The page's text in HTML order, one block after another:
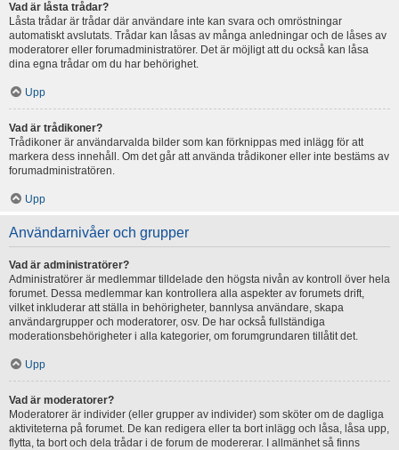
Vad är låsta trådar?
Låsta trådar är trådar där användare inte kan svara och omröstningar
automatiskt avslutats. Trådar kan låsas av många anledningar och de låses av
moderatorer eller forumadministratörer. Det är möjligt att du också kan låsa
dina egna trådar om du har behörighet.
Upp
Vad är trådikoner?
Trådikoner är användarvalda bilder som kan förknippas med inlägg för att
markera dess innehåll. Om det går att använda trådikoner eller inte bestäms av
forumadministratören.
Upp
Användarnivåer och grupper
Vad är administratörer?
Administratörer är medlemmar tilldelade den högsta nivån av kontroll över hela
forumet. Dessa medlemmar kan kontrollera alla aspekter av forumets drift,
vilket inkluderar att ställa in behörigheter, bannlysa användare, skapa
användargrupper och moderatorer, osv. De har också fullständiga
moderationsbehörigheter i alla kategorier, om forumgrundaren tillåtit det.
Upp
Vad är moderatorer?
Moderatorer är individer (eller grupper av individer) som sköter om de dagliga
aktiviteterna på forumet. De kan redigera eller ta bort inlägg och låsa, låsa upp,
flytta, ta bort och dela trådar i de forum de modererar. I allmänhet så finns